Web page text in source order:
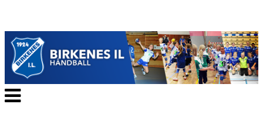
Veksle
navigasjon